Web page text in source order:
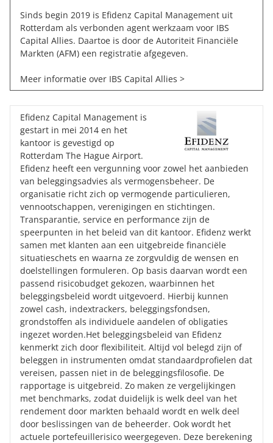
Sinds begin 2019 is Efidenz Capital Management uit
Rotterdam als verbonden agent werkzaam voor IBS
Capital Allies. Daartoe is door de Autoriteit Financiële
Markten (AFM) een registratie afgegeven.
Meer informatie over IBS Capital Allies >
Efidenz Capital Management is
gestart in mei 2014 en het
kantoor is gevestigd op
Rotterdam The Hague Airport.
Efidenz heeft een vergunning voor zowel het aanbieden
van beleggingsadvies als vermogensbeheer. De
organisatie richt zich op vermogende particulieren,
vennootschappen, verenigingen en stichtingen.
Transparantie, service en performance zijn de
speerpunten in het beleid van dit kantoor. Efidenz werkt
samen met klanten aan een uitgebreide financiële
situatieschets en waarna ze zorgvuldig de wensen en
doelstellingen formuleren. Op basis daarvan wordt een
passend risicobudget gekozen, waarbinnen het
beleggingsbeleid wordt uitgevoerd. Hierbij kunnen
zowel cash, indextrackers, beleggingsfondsen,
grondstoffen als individuele aandelen of obligaties
ingezet worden.Het beleggingsbeleid van Efidenz
kenmerkt zich door flexibiliteit. Altijd vol belegd zijn of
beleggen in instrumenten omdat standaardprofielen dat
vereisen, passen niet in de beleggingsfilosofie. De
rapportage is uitgebreid. Zo maken ze vergelijkingen
met benchmarks, zodat duidelijk is welk deel van het
rendement door markten behaald wordt en welk deel
door beslissingen van de beheerder. Ook wordt het
actuele portefeuillerisico weergegeven. Deze berekening